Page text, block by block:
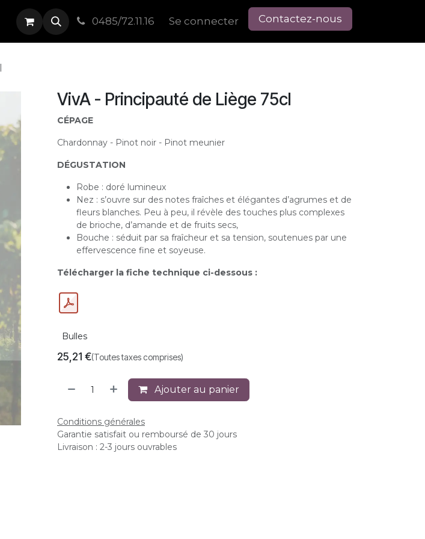
Contact 0485/72.11.16 Se connecter Contactez-nous
VivA - Principauté de Liège 75cl
CÉPAGE
Chardonnay - Pinot noir - Pinot meunier
DÉGUSTATION
Robe : doré lumineux
Nez : s’ouvre sur des notes fraîches et élégantes d’agrumes et de
fleurs blanches. Peu à peu, il révèle des touches plus complexes
de brioche, d’amande et de fruits secs,
Bouche : séduit par sa fraîcheur et sa tension, soutenues par une
effervescence fine et soyeuse.
Télécharger la fiche technique ci-dessous :
Bulles
25,21 €(Toutes taxes comprises)
Ajouter au panier
Conditions générales
Garantie satisfait ou remboursé de 30 jours
Livraison : 2-3 jours ouvrables